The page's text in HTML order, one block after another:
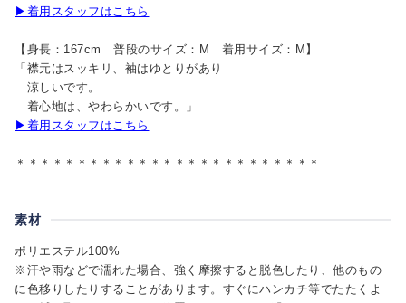
▶着用スタッフはこちら
【身長：167cm 普段のサイズ：M 着用サイズ：M】
「襟元はスッキリ、袖はゆとりがあり
涼しいです。
着心地は、やわらかいです。」
▶着用スタッフはこちら
＊＊＊＊＊＊＊＊＊＊＊＊＊＊＊＊＊＊＊＊＊＊＊＊＊
素材
ポリエステル100%
※汗や雨などで濡れた場合、強く摩擦すると脱色したり、他のもの
に色移りしたりすることがあります。すぐにハンカチ等でたたくよ